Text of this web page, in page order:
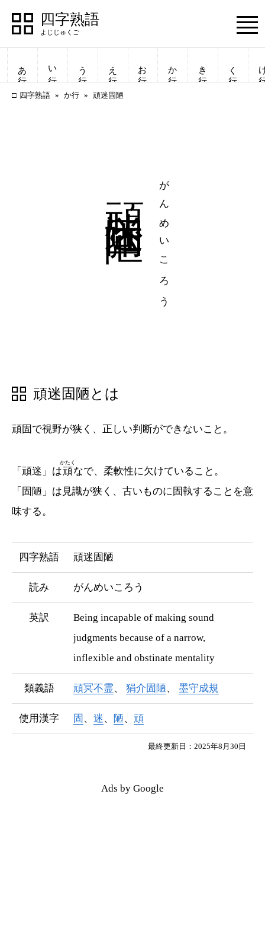
四字熟語
四字熟語
一覧表示
Menu
あ行 い行 う行 え行 お行 か行 き行 く行
四字熟語 か行 頑迷固陋
がんめいころう
頑迷固陋とは
頑固で視野が狭く、正しい判断ができないこと。
「頑迷」は頑
かたく
なで、柔軟性に欠けていること。
「固陋」は見識が狭く、古いものに固執することを意
味する。
四字熟語 頑迷固陋
読み がんめいころう
英訳
Being incapable of making sound
judgments because of a narrow,
inflexible and obstinate mentality
類義語 頑冥不霊 狷介固陋 墨守成規
使用漢字 固 、 迷、 陋、 頑
最終更新日：2025年8月30日
Ads by Google
四字熟語
一覧表示